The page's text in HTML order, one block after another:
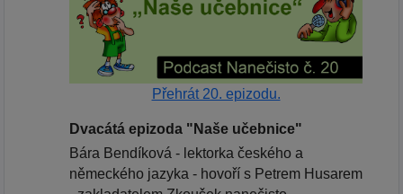
Přehrát 20. epizodu.
Dvacátá epizoda "Naše učebnice"
Bára Bendíková - lektorka českého a
německého jazyka - hovoří s Petrem Husarem